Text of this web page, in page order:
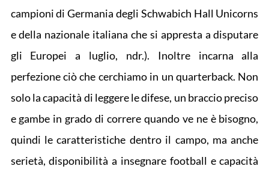
campioni di Germania degli Schwabich Hall Unicorns
e della nazionale italiana che si appresta a disputare
gli Europei a luglio, ndr.). Inoltre incarna alla
perfezione ciò che cerchiamo in un quarterback. Non
solo la capacità di leggere le difese, un braccio preciso
e gambe in grado di correre quando ve ne è bisogno,
quindi le caratteristiche dentro il campo, ma anche
serietà, disponibilità a insegnare football e capacità